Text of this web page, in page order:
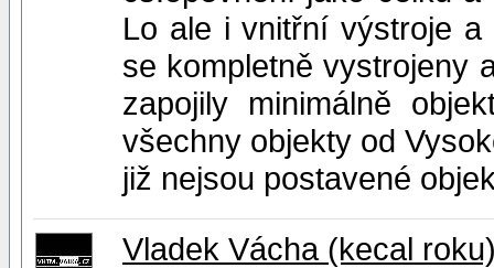
Lo ale i vnitřní výstroje
se kompletně vystrojeny
zapojily minimálně
všechny objekty od
již nejsou postavené
Vladek Vácha (kecal